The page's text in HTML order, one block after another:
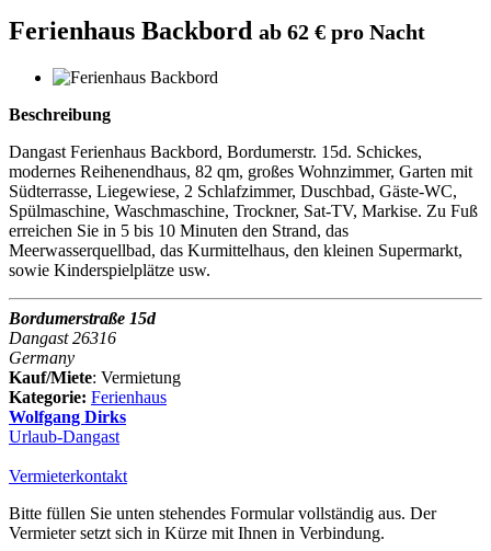
Ferienhaus Backbord ab 62 € pro Nacht
Beschreibung
Dangast Ferienhaus Backbord, Bordumerstr. 15d. Schickes,
modernes Reihenendhaus, 82 qm, großes Wohnzimmer, Garten mit
Südterrasse, Liegewiese, 2 Schlafzimmer, Duschbad, Gäste-WC,
Spülmaschine, Waschmaschine, Trockner, Sat-TV, Markise. Zu Fuß
erreichen Sie in 5 bis 10 Minuten den Strand, das
Meerwasserquellbad, das Kurmittelhaus, den kleinen Supermarkt,
sowie Kinderspielplätze usw.
Bordumerstraße 15d
Dangast 26316
Germany
Kauf/Miete: Vermietung
Kategorie: Ferienhaus
Wolfgang Dirks
Urlaub-Dangast
Vermieterkontakt
Bitte füllen Sie unten stehendes Formular vollständig aus. Der
Vermieter setzt sich in Kürze mit Ihnen in Verbindung.